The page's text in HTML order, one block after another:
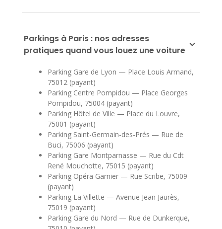
Parkings à Paris : nos adresses
pratiques quand vous louez une voiture
Parking Gare de Lyon — Place Louis Armand,
75012 (payant)
Parking Centre Pompidou — Place Georges
Pompidou, 75004 (payant)
Parking Hôtel de Ville — Place du Louvre,
75001 (payant)
Parking Saint-Germain-des-Prés — Rue de
Buci, 75006 (payant)
Parking Gare Montparnasse — Rue du Cdt
René Mouchotte, 75015 (payant)
Parking Opéra Garnier — Rue Scribe, 75009
(payant)
Parking La Villette — Avenue Jean Jaurès,
75019 (payant)
Parking Gare du Nord — Rue de Dunkerque,